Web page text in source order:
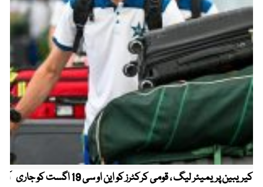
کیریبین پریمیئر لیگ ، قومی کرکٹرز کو این او سی 19 اگست کو جاری